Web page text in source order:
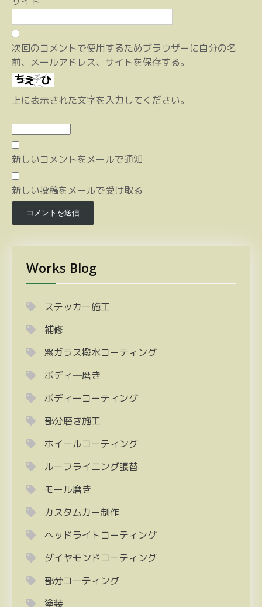
次回のコメントで使用するためブラウザーに自分の名
前、メールアドレス、サイトを保存する。
上に表示された文字を入力してください。
新しいコメントをメールで通知
新しい投稿をメールで受け取る
Works Blog
ステッカー施工
補修
窓ガラス撥水コーティング
ボディ―磨き
ボディーコーティング
部分磨き施工
ホイールコーティング
ルーフライニング張替
モール磨き
カスタムカー制作
ヘッドライトコーティング
ダイヤモンドコーティング
部分コーティング
塗装